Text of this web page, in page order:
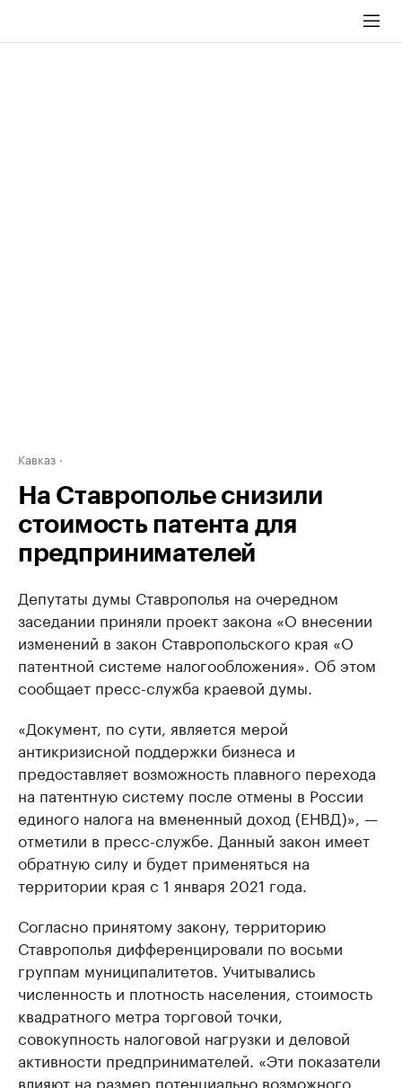
Кавказ
На Ставрополье снизили
стоимость патента для
предпринимателей
Депутаты думы Ставрополья на очередном
заседании приняли проект закона «О внесении
изменений в закон Ставропольского края «О
патентной системе налогообложения». Об этом
сообщает пресс-служба краевой думы.
«Документ, по сути, является мерой
антикризисной поддержки бизнеса и
предоставляет возможность плавного перехода
на патентную систему после отмены в России
единого налога на вмененный доход (ЕНВД)», —
отметили в пресс-службе. Данный закон имеет
обратную силу и будет применяться на
территории края с 1 января 2021 года.
Согласно принятому закону, территорию
Ставрополья дифференцировали по восьми
группам муниципалитетов. Учитывались
численность и плотность населения, стоимость
квадратного метра торговой точки,
совокупность налоговой нагрузки и деловой
активности предпринимателей. «Эти показатели
влияют на размер потенциально возможного